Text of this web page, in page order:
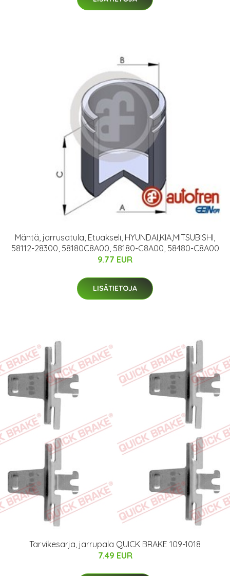
Mäntä, jarrusatula, Etuakseli, HYUNDAI,KIA,MITSUBISHI,
58112-28300, 58180C8A00, 58180-C8A00, 58480-C8A00
9.77 EUR
LISÄTIETOJA
Tarvikesarja, jarrupala QUICK BRAKE 109-1018
7.49 EUR